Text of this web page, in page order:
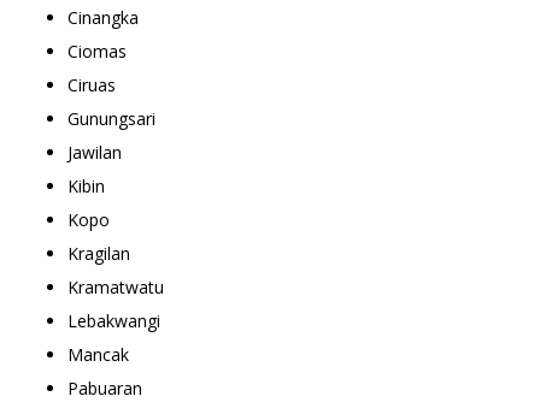
Cinangka
Ciomas
Ciruas
Gunungsari
Jawilan
Kibin
Kopo
Kragilan
Kramatwatu
Lebakwangi
Mancak
Pabuaran